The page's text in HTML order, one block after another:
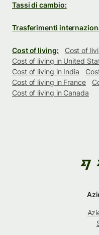
Tassi di cambio:
Trasferimenti
Cost of living:
Cost of
Cost of living in United
Cost of living in India
Cost of living in France
Cost of living in Canada